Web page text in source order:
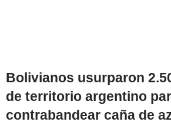
Bolivianos usurparon
de territorio argentino
contrabandear caña de